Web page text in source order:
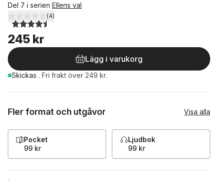
Del 7 i serien Ellens val
4,5utav 5 stjärnor. Totalt antal röster:
(4)
245 kr
Lägg i varukorg
Skickas . Fri frakt över 249 kr.
Fler format och utgåvor Visa alla
Pocket
99 kr
Ljudbok
99 kr